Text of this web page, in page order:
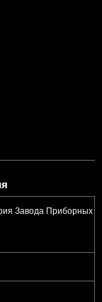
Завода Приборных